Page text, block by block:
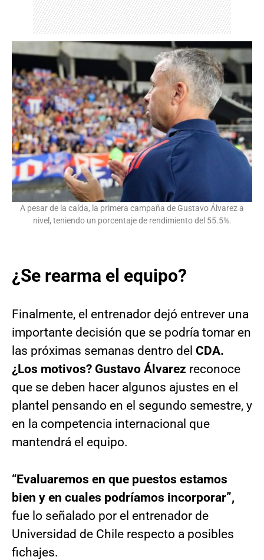
A pesar de la caída, la primera campaña de Gustavo Álvarez a
nivel, teniendo un porcentaje de rendimiento del 55.5%.
¿Se rearma el equipo?
Finalmente, el entrenador dejó entrever una
importante decisión que se podría tomar en
las próximas semanas dentro del CDA.
¿Los motivos? Gustavo Álvarez reconoce
que se deben hacer algunos ajustes en el
plantel pensando en el segundo semestre, y
en la competencia internacional que
mantendrá el equipo.
“Evaluaremos en que puestos estamos
bien y en cuales podríamos incorporar”,
fue lo señalado por el entrenador de
Universidad de Chile respecto a posibles
fichajes.